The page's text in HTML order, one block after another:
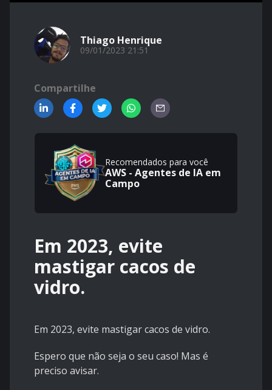
Thiago Henrique
09/01/2023 21:51
Compartilhe
Recomendados para você
AWS - Agentes de IA em
Campo
Em 2023, evite
mastigar cacos de
vidro.
Em 2023, evite mastigar cacos de vidro.
Espero que não seja o seu caso! Mas é
preciso avisar.